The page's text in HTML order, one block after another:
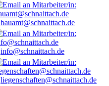
bauamt@schnaittach.de
info@schnaittach.de
liegenschaften@schnaittach.de